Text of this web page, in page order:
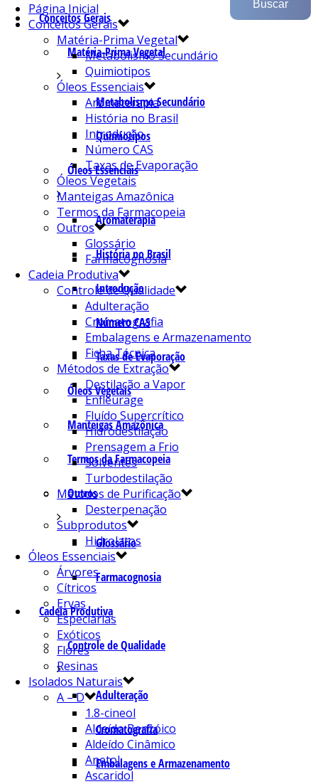
Conceitos Gerais
Matéria-Prima Vegetal
Metabolismo Secundário
Quimiotipos
Óleos Essenciais
Aromaterapia
História no Brasil
Introdução
Número CAS
Taxas de Evaporação
Óleos Vegetais
Manteigas Amazônica
Termos da Farmacopeia
Outros
Glossário
Farmacognosia
Cadeia Produtiva
Controle de Qualidade
Adulteração
Cromatografia
Embalagens e Armazenamento
Página Inicial
Conceitos Gerais
Matéria-Prima Vegetal
Metabolismo Secundário
Quimiotipos
Óleos Essenciais
Aromaterapia
História no Brasil
Introdução
Número CAS
Taxas de Evaporação
Óleos Vegetais
Manteigas Amazônica
Termos da Farmacopeia
Outros
Glossário
Farmacognosia
Cadeia Produtiva
Controle de Qualidade
Adulteração
Cromatografia
Embalagens e Armazenamento
Ficha Técnica
Métodos de Extração
Destilação a Vapor
Enfleurage
Fluído Supercrítico
Hidrodestilação
Prensagem a Frio
Solventes
Turbodestilação
Métodos de Purificação
Desterpenação
Subprodutos
Hidrolatos
Óleos Essenciais
Árvores
Cítricos
Ervas
Especiarias
Exóticos
Flores
Resinas
Isolados Naturais
A – D
1.8-cineol
Aldeído Benzóico
Aldeído Cinâmico
Anetol
Ascaridol